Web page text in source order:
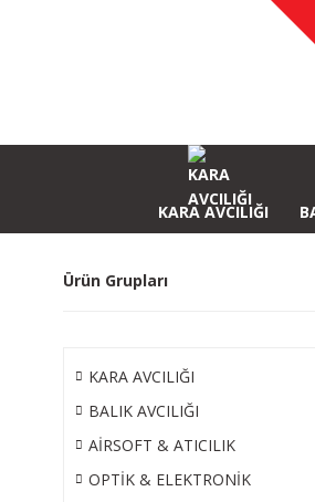
KARA AVCILIĞI
Ürün Grupları
KARA AVCILIĞI
BALIK AVCILIĞI
AİRSOFT & ATICILIK
OPTİK & ELEKTRONİK